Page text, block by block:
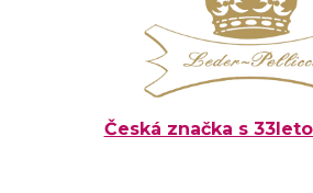
Česká značka s